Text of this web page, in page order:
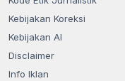
Kebijakan Koreksi
Kebijakan AI
Disclaimer
Info Iklan